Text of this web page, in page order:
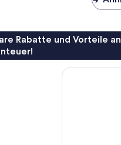
Rabatte und Vorteile